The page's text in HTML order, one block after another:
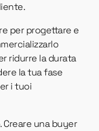
per progettare e
ridurre la durata
la tua fase
i tuoi
una buyer